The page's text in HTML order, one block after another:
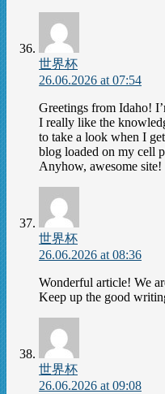
世界杯
26.06.2026 at 07:54
Greetings from Idaho!
I really like the
to take a look when I
blog loaded on my cell
Anyhow, awesome site!
世界杯
26.06.2026 at 08:36
Wonderful article! We
Keep up the good
世界杯
26.06.2026 at 09:08